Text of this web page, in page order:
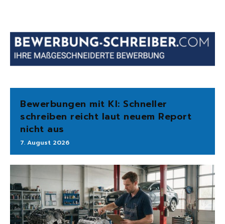
Bewerbungen mit KI: Schneller
schreiben reicht laut neuem Report
nicht aus
7. August 2026